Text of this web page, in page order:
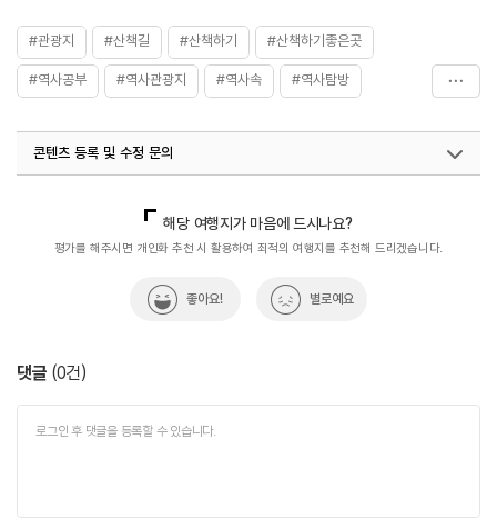
#관광지 #산책길 #산책하기 #산책하기좋은곳
#역사공부 #역사관광지 #역사속 #역사탐방
#휴식하기 #휴식하기좋은곳
콘텐츠 등록 및 수정 문의
열린관광콘텐츠팀(열린관광-모두의여행)
033-738-3425
해당 여행지가 마음에 드시나요?
평가를 해주시면 개인화 추천 시 활용하여 최적의 여행지를 추천해 드리겠습니다.
좋아요! 별로예요
댓글 (0건)